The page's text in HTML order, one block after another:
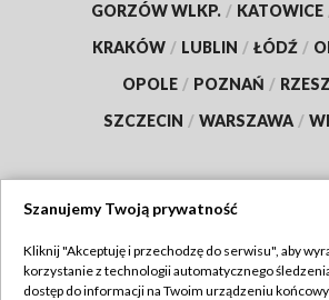
GORZÓW WLKP. / KATOWICE
KRAKÓW / LUBLIN / ŁÓDŹ /
OPOLE / POZNAŃ /
SZCZECIN / WARSZAWA /
TVP
Szanujemy Twoją prywatność
Kliknij "Akceptuję i przechodzę do serwisu", aby
korzystanie z technologii automatycznego
dostęp do informacji na Twoim urządzeniu